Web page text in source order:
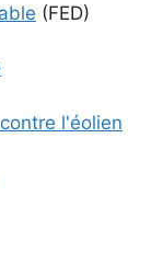
(FED)
l'éolien